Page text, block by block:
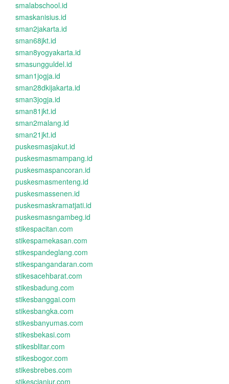
smalabschool.id
smaskanisius.id
sman2jakarta.id
sman68jkt.id
sman8yogyakarta.id
smasungguldel.id
sman1jogja.id
sman28dkijakarta.id
sman3jogja.id
sman81jkt.id
sman2malang.id
sman21jkt.id
puskesmasjakut.id
puskesmasmampang.id
puskesmaspancoran.id
puskesmasmenteng.id
puskesmassenen.id
puskesmaskramatjati.id
puskesmasngambeg.id
stikespacitan.com
stikespamekasan.com
stikespandeglang.com
stikespangandaran.com
stikesacehbarat.com
stikesbadung.com
stikesbanggai.com
stikesbangka.com
stikesbanyumas.com
stikesbekasi.com
stikesblitar.com
stikesbogor.com
stikesbrebes.com
stikescianjur.com